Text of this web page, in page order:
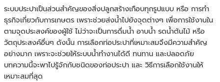
ระบบประปาเป็นส่วนสำคัญของสิ่งปลูกสร้างเกือบทุกรูปแบบ หรือ การทำ
ธุรกิจเกี่ยวกับการเกษตร เพราะช่วยส่งน้ำไปยังจุดต่างๆ เพื่อการใช้งานใน
ตามจุดประสงค์ของผู้ใช้ ไม่ว่าจะเป็นการดื่มน้ำ อาบน้ำ รดน้ำต้นไม้ หรือ
วัตถุประสงค์อื่นๆ ดังนั้น การเลือกท่อประปาที่เหมาะสมจึงมีความสำคัญ
อย่างมาก เพราะจะช่วยให้ระบบน้ำทำงานได้ดี ทนทาน และปลอดภัย
บทความนี้จะพาไปรู้จักกับชนิดของท่อประปา และ วิธีการเลือกใช้งานให้
เหมาะสมที่สุด